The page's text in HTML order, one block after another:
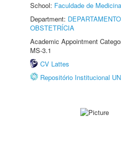
School: Faculdade de
Department:
OBSTETRÍCIA
Academic Appointment
MS-3.1
CV Lattes
Repositório Institucional